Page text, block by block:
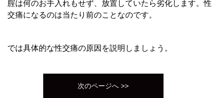
腟は何のお手入れもせず、放置していたら劣化します。性
交痛になるのは当たり前のことなのです。
では具体的な性交痛の原因を説明しましょう。
次のページへ >>